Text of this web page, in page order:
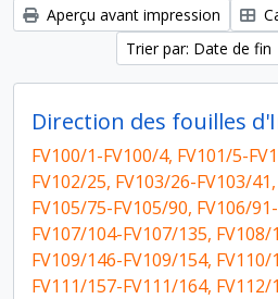
Aperçu avant impression
Trier par: Date de fin
FV100/1-FV100/4, FV101/5-
FV102/25, FV103/26-FV103/
FV105/75-FV105/90, FV106/
FV107/104-FV107/135,
FV109/146-FV109/154,
FV111/157-FV111/164,